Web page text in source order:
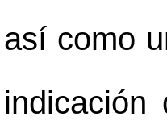
así como
indicación